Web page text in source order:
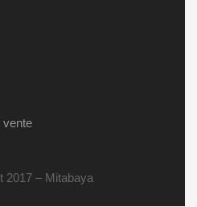
2017 – Mitabaya